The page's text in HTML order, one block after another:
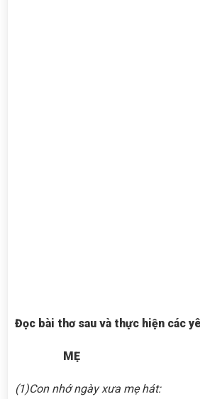
Đọc bài thơ sau và thực hiện các
MẸ
(1)Con nhớ ngày xưa mẹ hát: